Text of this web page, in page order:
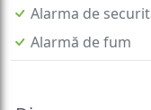
Alarmă de fum